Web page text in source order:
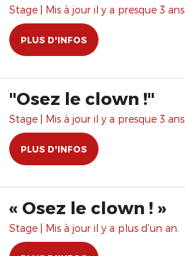
Stage | Mis à jour il y a presque 3 ans.
PLUS D'INFOS
​"Osez le clown !"
Stage | Mis à jour il y a presque 3 ans.
PLUS D'INFOS
​« Osez le clown ! »
Stage | Mis à jour il y a plus d'un an.